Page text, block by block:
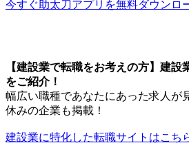
今すぐ助太刀アプリを無料ダウンロ
【建設業で転職をお考えの方】建設
をご紹介！
幅広い職種であなたにあった求人が
休みの企業も掲載！
建設業に特化した転職サイトはこち